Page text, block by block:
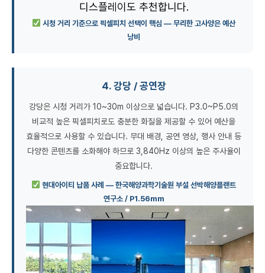
디스플레이도 추천합니다.
시청 거리 기준으로 픽셀피치 선택이 핵심 — 무리한 고사양은 예산
낭비
4. 강당 / 공연장
강당은 시청 거리가 10~30m 이상으로 넓습니다. P3.0~P5.0의
비교적 높은 픽셀피치로도 충분한 화질을 제공할 수 있어 예산을
효율적으로 사용할 수 있습니다. 무대 배경, 공연 영상, 행사 안내 등
다양한 콘텐츠를 소화해야 하므로 3,840Hz 이상의 높은 주사율이
중요합니다.
현대아이티 납품 사례 — 한국해양과학기술원 부설 선박해양플랜트
연구소 / P1.56mm